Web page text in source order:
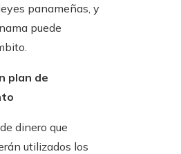
panameñas, y
puede
plan de
dinero que
utilizados los